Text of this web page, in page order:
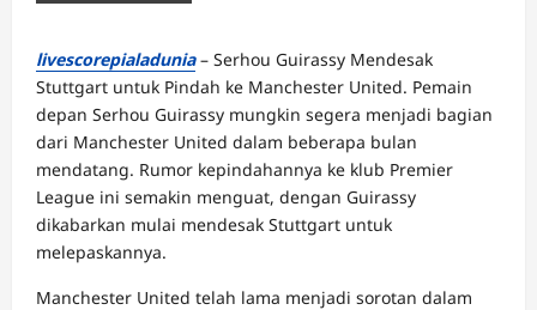
livescorepialadunia– Serhou Guirassy Mendesak
Stuttgart untuk Pindah ke Manchester United. Pemain
depan Serhou Guirassy mungkin segera menjadi bagian
dari Manchester United dalam beberapa bulan
mendatang. Rumor kepindahannya ke klub Premier
League ini semakin menguat, dengan Guirassy
dikabarkan mulai mendesak Stuttgart untuk
melepaskannya.
Manchester United telah lama menjadi sorotan dalam